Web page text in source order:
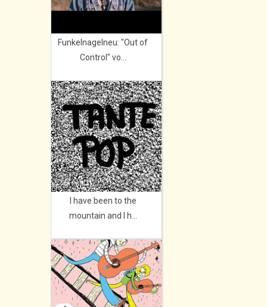
Funkelnagelneu: "Out of
Control" vo...
I have been to the
mountain and I h...